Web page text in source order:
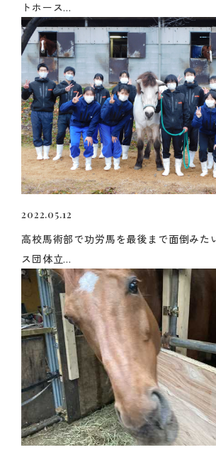
トホース...
2022.05.12
高校馬術部で功労馬を最後まで面倒みた
ス団体立...